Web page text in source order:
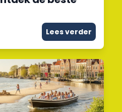
Lees verder